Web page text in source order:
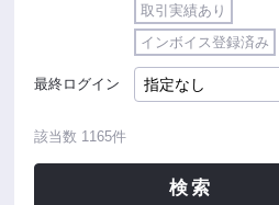
取引実績あり
インボイス登録済み
最終ログイン
該当数 1165件
検索